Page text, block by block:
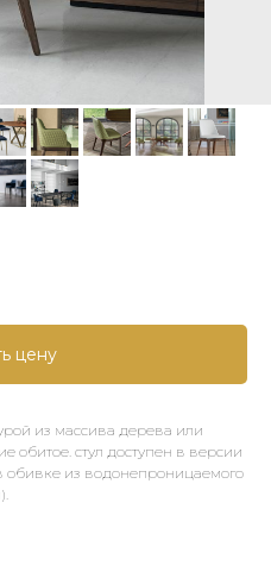
цену
из массива дерева или
обитое. стул доступен в версии
обивке из водонепроницаемого